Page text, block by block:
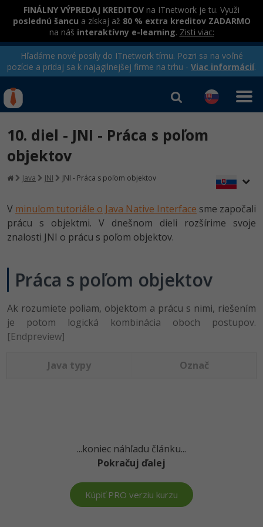
FINÁLNY VÝPREDAJ KREDITOV na ITnetwork je tu. Využi
poslednú šancu a získaj až 80 % extra kreditov ZADARMO
na náš interaktívny e-learning. Zisti viac:
Hľadáme nové posily do ITnetwork tímu. Pozri sa na voľné
pozície a pridaj sa k najagilnejšej firme na trhu - Viac informácií.
Rekvalifikačné kurzy
hradené úradom práce
Kurzy programovania
Java -80%
-80%
Python -80%
JavaScript
PHP -80%
C++
SQL
Prihlásiť sa | Registrovať
10. diel - JNI - Práca s poľom
objektov
Java JNI JNI - Práca s poľom objektov
V minulom tutoriále o Java Native Interface sme započali
prácu s objektmi. V dnešnom dieli rozšírime svoje
znalosti JNI o prácu s poľom objektov.
Práca s poľom objektov
Ak rozumiete poliam, objektom a prácu s nimi, riešením
je potom logická kombinácia oboch postupov.
[Endpreview]
Java typy Označ
...koniec náhľadu článku...
Pokračuj ďalej
Kúpiť PRO verziu kurzu